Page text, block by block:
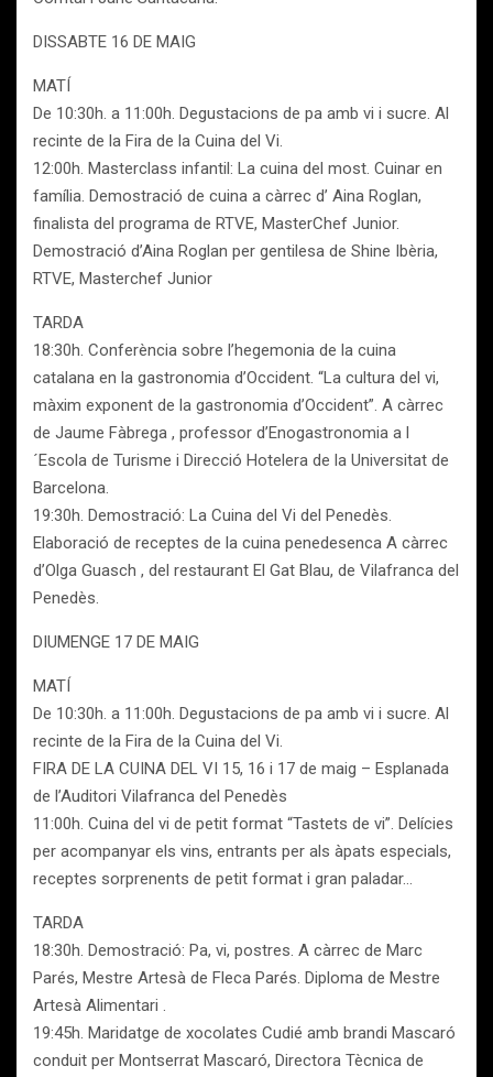
DISSABTE 16 DE MAIG
MATÍ
De 10:30h. a 11:00h. Degustacions de pa amb vi i sucre. Al
recinte de la Fira de la Cuina del Vi.
12:00h. Masterclass infantil: La cuina del most. Cuinar en
família. Demostració de cuina a càrrec d’ Aina Roglan,
finalista del programa de RTVE, MasterChef Junior.
Demostració d’Aina Roglan per gentilesa de Shine Ibèria,
RTVE, Masterchef Junior
TARDA
18:30h. Conferència sobre l’hegemonia de la cuina
catalana en la gastronomia d’Occident. “La cultura del vi,
màxim exponent de la gastronomia d’Occident”. A càrrec
de Jaume Fàbrega , professor d’Enogastronomia a l
´Escola de Turisme i Direcció Hotelera de la Universitat de
Barcelona.
19:30h. Demostració: La Cuina del Vi del Penedès.
Elaboració de receptes de la cuina penedesenca A càrrec
d’Olga Guasch , del restaurant El Gat Blau, de Vilafranca del
Penedès.
DIUMENGE 17 DE MAIG
MATÍ
De 10:30h. a 11:00h. Degustacions de pa amb vi i sucre. Al
recinte de la Fira de la Cuina del Vi.
FIRA DE LA CUINA DEL VI 15, 16 i 17 de maig – Esplanada
de l’Auditori Vilafranca del Penedès
11:00h. Cuina del vi de petit format “Tastets de vi”. Delícies
per acompanyar els vins, entrants per als àpats especials,
receptes sorprenents de petit format i gran paladar…
TARDA
18:30h. Demostració: Pa, vi, postres. A càrrec de Marc
Parés, Mestre Artesà de Fleca Parés. Diploma de Mestre
Artesà Alimentari .
19:45h. Maridatge de xocolates Cudié amb brandi Mascaró
conduit per Montserrat Mascaró, Directora Tècnica de